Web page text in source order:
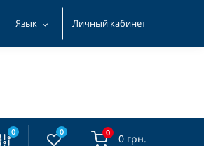
Язык Личный кабинет
0 0 0 0 грн.